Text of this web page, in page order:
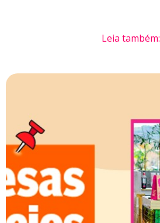
Leia também: